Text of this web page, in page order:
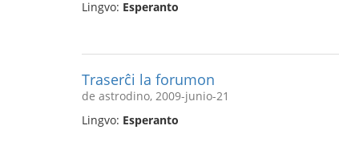
Lingvo: Esperanto
Traserĉi la forumon
de astrodino, 2009-junio-21
Lingvo: Esperanto